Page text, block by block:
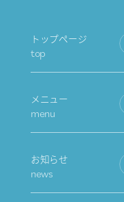
トップページ
top
メニュー
menu
お知らせ
news